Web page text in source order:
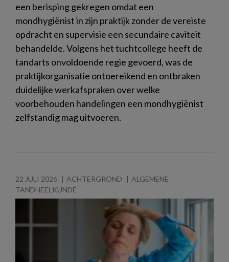
een berisping gekregen omdat een
mondhygiënist in zijn praktijk zonder de vereiste
opdracht en supervisie een secundaire caviteit
behandelde. Volgens het tuchtcollege heeft de
tandarts onvoldoende regie gevoerd, was de
praktijkorganisatie ontoereikend en ontbraken
duidelijke werkafspraken over welke
voorbehouden handelingen een mondhygiënist
zelfstandig mag uitvoeren.
22 JULI 2026 ACHTERGROND
ALGEMENE
TANDHEELKUNDE